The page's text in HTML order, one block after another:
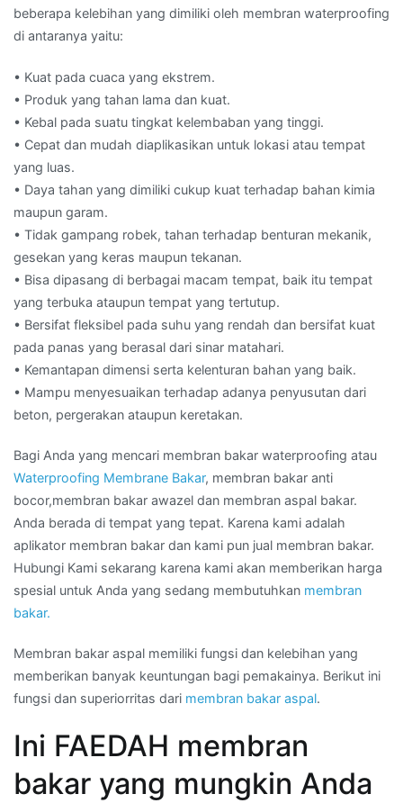
beberapa kelebihan yang dimiliki oleh membran waterproofing
di antaranya yaitu:
• Kuat pada cuaca yang ekstrem.
• Produk yang tahan lama dan kuat.
• Kebal pada suatu tingkat kelembaban yang tinggi.
• Cepat dan mudah diaplikasikan untuk lokasi atau tempat
yang luas.
• Daya tahan yang dimiliki cukup kuat terhadap bahan kimia
maupun garam.
• Tidak gampang robek, tahan terhadap benturan mekanik,
gesekan yang keras maupun tekanan.
• Bisa dipasang di berbagai macam tempat, baik itu tempat
yang terbuka ataupun tempat yang tertutup.
• Bersifat fleksibel pada suhu yang rendah dan bersifat kuat
pada panas yang berasal dari sinar matahari.
• Kemantapan dimensi serta kelenturan bahan yang baik.
• Mampu menyesuaikan terhadap adanya penyusutan dari
beton, pergerakan ataupun keretakan.
Bagi Anda yang mencari membran bakar waterproofing atau
Waterproofing Membrane Bakar, membran bakar anti
bocor,membran bakar awazel dan membran aspal bakar.
Anda berada di tempat yang tepat. Karena kami adalah
aplikator membran bakar dan kami pun jual membran bakar.
Hubungi Kami sekarang karena kami akan memberikan harga
spesial untuk Anda yang sedang membutuhkan membran
bakar.
Membran bakar aspal memiliki fungsi dan kelebihan yang
memberikan banyak keuntungan bagi pemakainya. Berikut ini
fungsi dan superiorritas dari membran bakar aspal.
Ini FAEDAH membran
bakar yang mungkin Anda